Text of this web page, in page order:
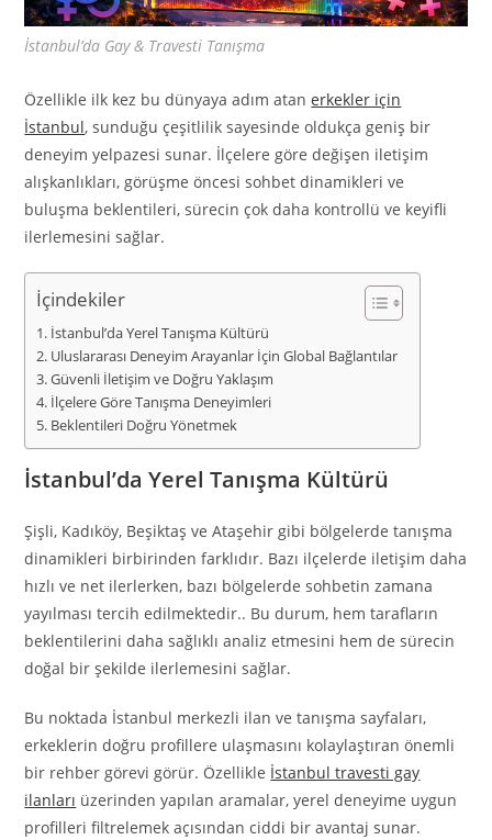
İstanbul’da Gay & Travesti Tanışma
Özellikle ilk kez bu dünyaya adım atanerkekler için
İstanbul, sunduğu çeşitlilik sayesinde oldukça geniş bir
deneyim yelpazesi sunar. İlçelere göre değişen iletişim
alışkanlıkları, görüşme öncesi sohbet dinamikleri ve
buluşma beklentileri, sürecin çok daha kontrollü ve keyifli
ilerlemesini sağlar.
İçindekiler
İstanbul’da Yerel Tanışma Kültürü
Uluslararası Deneyim Arayanlar İçin Global Bağlantılar
Güvenli İletişim ve Doğru Yaklaşım
İlçelere Göre Tanışma Deneyimleri
Beklentileri Doğru Yönetmek
İstanbul’da Yerel Tanışma Kültürü
Şişli, Kadıköy, Beşiktaş ve Ataşehir gibi bölgelerde tanışma
dinamikleri birbirinden farklıdır. Bazı ilçelerde iletişim daha
hızlı ve net ilerlerken, bazı bölgelerde sohbetin zamana
yayılması tercih edilmektedir.. Bu durum, hem tarafların
beklentilerini daha sağlıklı analiz etmesini hem de sürecin
doğal bir şekilde ilerlemesini sağlar.
Bu noktada İstanbul merkezli ilan ve tanışma sayfaları,
erkeklerin doğru profillere ulaşmasını kolaylaştıran önemli
bir rehber görevi görür. Özellikle İstanbul travesti gay
ilanları üzerinden yapılan aramalar, yerel deneyime uygun
profilleri filtrelemek açısından ciddi bir avantaj sunar.